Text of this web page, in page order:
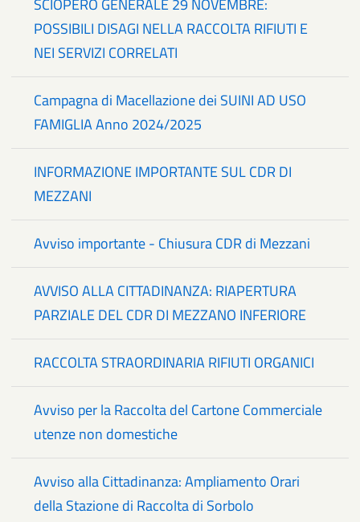
SCIOPERO GENERALE 29 NOVEMBRE:
POSSIBILI DISAGI NELLA RACCOLTA RIFIUTI E
NEI SERVIZI CORRELATI
Campagna di Macellazione dei SUINI AD USO
FAMIGLIA Anno 2024/2025
INFORMAZIONE IMPORTANTE SUL CDR DI
MEZZANI
Avviso importante - Chiusura CDR di Mezzani
AVVISO ALLA CITTADINANZA: RIAPERTURA
PARZIALE DEL CDR DI MEZZANO INFERIORE
RACCOLTA STRAORDINARIA RIFIUTI ORGANICI
Avviso per la Raccolta del Cartone Commerciale
utenze non domestiche
Avviso alla Cittadinanza: Ampliamento Orari
della Stazione di Raccolta di Sorbolo